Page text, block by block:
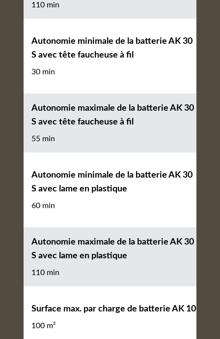
110 min
Autonomie minimale de la batterie AK 30
S avec tête faucheuse à fil
30 min
Autonomie maximale de la batterie AK 30
S avec tête faucheuse à fil
55 min
Autonomie minimale de la batterie AK 30
S avec lame en plastique
60 min
Autonomie maximale de la batterie AK 30
S avec lame en plastique
110 min
Surface max. par charge de batterie AK 10
100 m²